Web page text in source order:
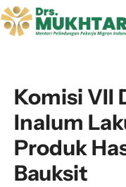
Langsung
ke
Komisi VII
Inalum
Produk
Bauksit